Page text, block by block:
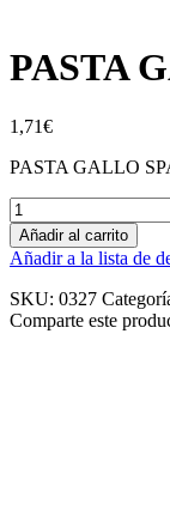
PASTA
1,71€
PASTA GALLO
Añadir al carrito
Añadir a la lista de
SKU: 0327
Comparte este